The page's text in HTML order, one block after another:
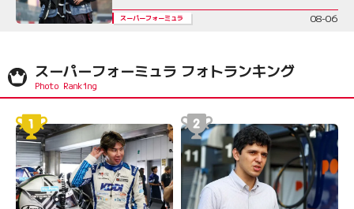
スーパーフォーミュラ 08-06
スーパーフォーミュラ フォトランキング